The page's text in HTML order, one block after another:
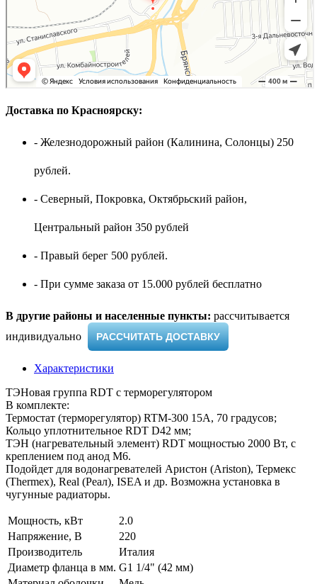
Доставка по Красноярску:
- Железнодорожный район (Калинина, Солонцы) 250
рублей.
- Северный, Покровка, Октябрьский район,
Центральный район 350 рублей
- Правый берег 500 рублей.
- При сумме заказа от 15.000 рублей бесплатно
В другие районы и населенные пункты: рассчитывается
индивидуально ​
РАССЧИТАТЬ ДОСТАВКУ
Характеристики
ТЭНовая группа RDT с терморегулятором
В комплекте:
Термостат (терморегулятор) RTМ-300 15A, 70 градусов;
Кольцо уплотнительное RDT D42 мм;
ТЭН (нагревательный элемент) RDT мощностью 2000 Вт, с
креплением под анод M6.
Подойдет для водонагревателей Аристон (Ariston), Термекс
(Thermex), Real (Реал), ISEA и др. Возможна установка в
чугунные радиаторы.
Мощность, кВт
2.0
Напряжение, В
220
Производитель
Италия
Диаметр фланца в мм. G1 1/4" (42 мм)